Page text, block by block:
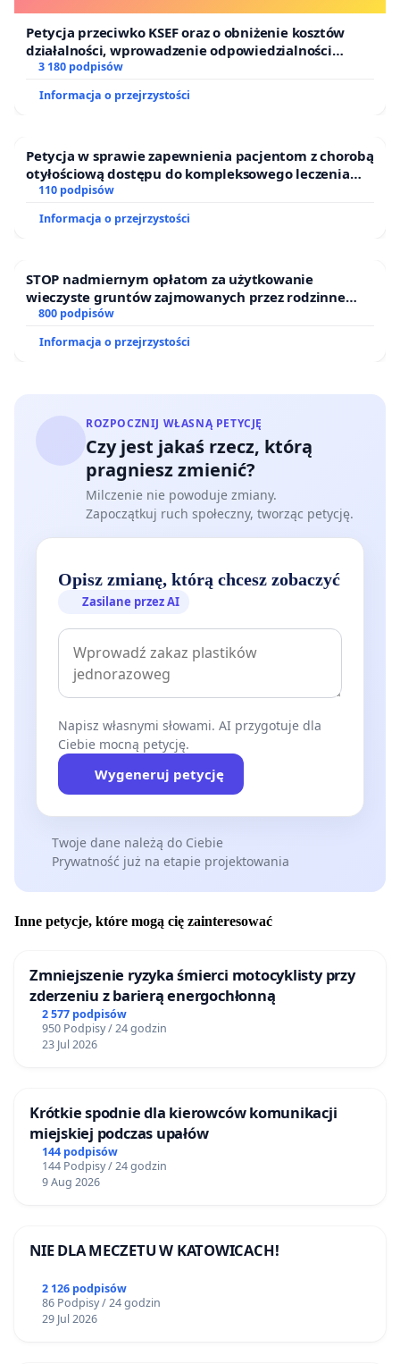
Petycja przeciwko KSEF oraz o obniżenie kosztów
działalności, wprowadzenie odpowiedzialności
finansowej kluczowych urzędników i sędziów
3 180 podpisów
Informacja o przejrzystości
Petycja w sprawie zapewnienia pacjentom z chorobą
otyłościową dostępu do kompleksowego leczenia
oraz programów profilaktycznych.
110 podpisów
Informacja o przejrzystości
STOP nadmiernym opłatom za użytkowanie
wieczyste gruntów zajmowanych przez rodzinne
ogrody działkowe.
800 podpisów
Informacja o przejrzystości
ROZPOCZNIJ WŁASNĄ PETYCJĘ
Czy jest jakaś rzecz, którą
pragniesz zmienić?
Milczenie nie powoduje zmiany.
Zapoczątkuj ruch społeczny, tworząc petycję.
Opisz zmianę, którą chcesz zobaczyć
Zasilane przez AI
Napisz własnymi słowami. AI przygotuje dla
Ciebie mocną petycję.
Wygeneruj petycję
Twoje dane należą do Ciebie
Prywatność już na etapie projektowania
Inne petycje, które mogą cię zainteresować
Zmniejszenie ryzyka śmierci motocyklisty przy
zderzeniu z barierą energochłonną
2 577 podpisów
950 Podpisy / 24 godzin
23 Jul 2026
Krótkie spodnie dla kierowców komunikacji
miejskiej podczas upałów
144 podpisów
144 Podpisy / 24 godzin
9 Aug 2026
NIE DLA MECZETU W KATOWICACH!
2 126 podpisów
86 Podpisy / 24 godzin
29 Jul 2026